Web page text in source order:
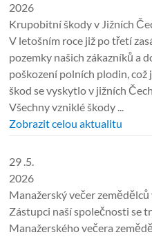
2026
Krupobitní škody v Jižních
V letošním roce již po třetí
pozemky našich zákazníků a
poškození polních plodin,
škod se vyskytlo v jižních
Všechny vzniklé škody ...
Zobrazit celou aktualitu
29 .5.
2026
Manažerský večer zemědělců
Zástupci naší společnosti se
Manažerského večera